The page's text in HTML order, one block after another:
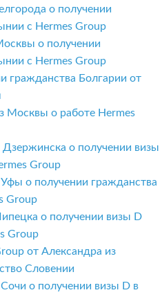
о получении
с Hermes Group
о получении
с Hermes Group
гражданства Болгарии от
Москвы о работе Hermes
о получении визы
Group
о получении гражданства
Group
о получении визы D
Group
от Александра из
Словении
о получении визы D в